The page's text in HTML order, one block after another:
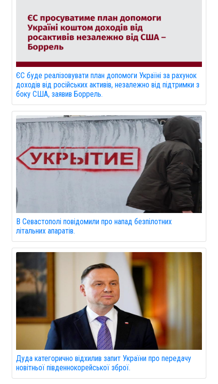
ЄС буде реалізовувати план допомоги Україні за рахунок
доходів від російських активів, незалежно від підтримки з
боку США, заявив Боррель.
В Севастополі повідомили про напад безпілотних
літальних апаратів.
Дуда категорично відхилив запит України про передачу
новітньої південнокорейської зброї.